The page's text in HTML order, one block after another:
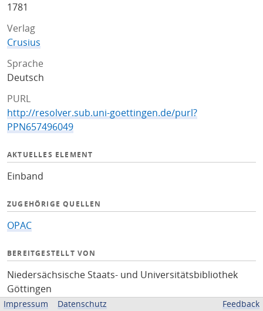
1781
Verlag
Crusius
Sprache
Deutsch
PURL
http://resolver.sub.uni-goettingen.de/purl?
PPN657496049
AKTUELLES ELEMENT
Einband
ZUGEHÖRIGE QUELLEN
OPAC
BEREITGESTELLT VON
Niedersächsische Staats- und Universitätsbibliothek
Göttingen
Impressum Datenschutz Feedback